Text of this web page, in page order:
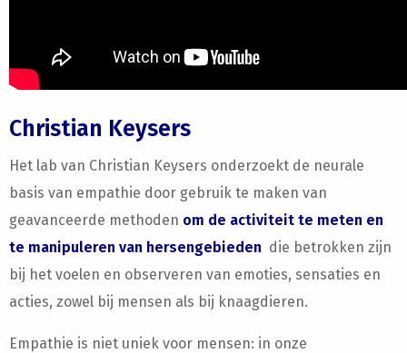
Christian Keysers
Het lab van Christian Keysers onderzoekt de neurale
basis van empathie door gebruik te maken van
geavanceerde methoden om de activiteit te meten en
te manipuleren van hersengebieden die betrokken zijn
bij het voelen en observeren van emoties, sensaties en
acties, zowel bij mensen als bij knaagdieren.
Empathie is niet uniek voor mensen: in onze